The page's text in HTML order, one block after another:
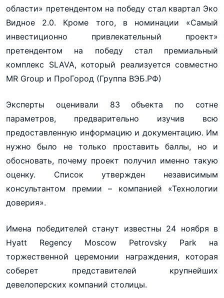
области» претендентом на победу стал квартал Эко
Видное 2.0. Кроме того, в номинации «Самый
инвестиционно привлекательный проект»
претендентом на победу стал премиальный
комплекс SLAVA, который реализуется совместно
MR Group и ПроГород (Группа ВЭБ.РФ)
Эксперты оценивали 83 объекта по сотне
параметров, предварительно изучив всю
предоставленную информацию и документацию. Им
нужно было не только проставить баллы, но и
обосновать, почему проект получил именно такую
оценку. Список утвержден независимым
консультантом премии – компанией «Технологии
доверия».
Имена победителей станут известны 24 ноября в
Hyatt Regency Moscow Petrovsky Park на
торжественной церемонии награждения, которая
соберет представителей крупнейших
девелоперских компаний столицы.